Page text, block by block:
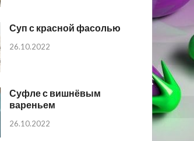
Суп с красной фасолью
26.10.2022
Суфле с вишнёвым
вареньем
26.10.2022